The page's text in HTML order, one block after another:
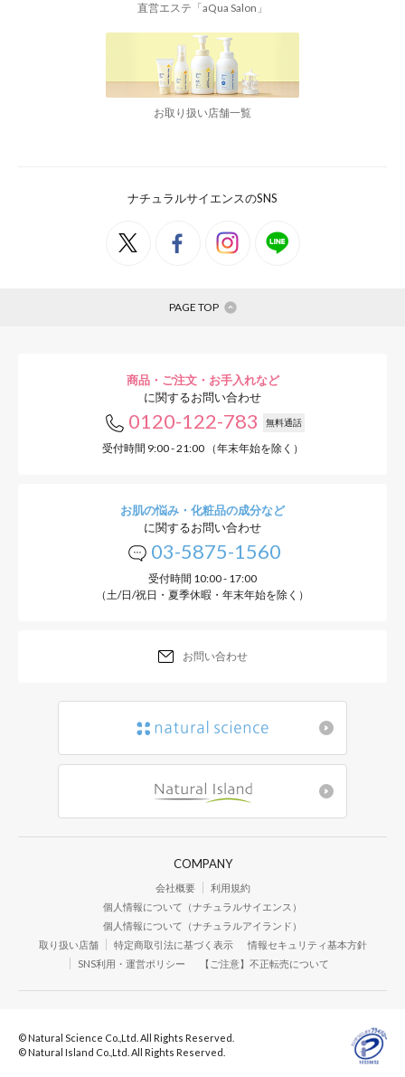
直営エステ「aQua Salon」
お取り扱い店舗一覧
ナチュラルサイエンスのSNS
PAGE TOP
商品・ご注文・お手入れなど
に関するお問い合わせ
0120-122-783 無料通話
受付時間 9:00 - 21:00 （年末年始を除く）
お肌の悩み・化粧品の成分など
に関するお問い合わせ
03-5875-1560
受付時間 10:00 - 17:00
（土/日/祝日・夏季休暇・年末年始を除く）
お問い合わせ
COMPANY
会社概要
利用規約
個人情報について（ナチュラルサイエンス）
個人情報について（ナチュラルアイランド）
取り扱い店舗
特定商取引法に基づく表示
情報セキュリティ基本方針
SNS利用・運営ポリシー
【ご注意】不正転売について
© Natural Science Co.,Ltd. All Rights Reserved.
© Natural Island Co.,Ltd. All Rights Reserved.